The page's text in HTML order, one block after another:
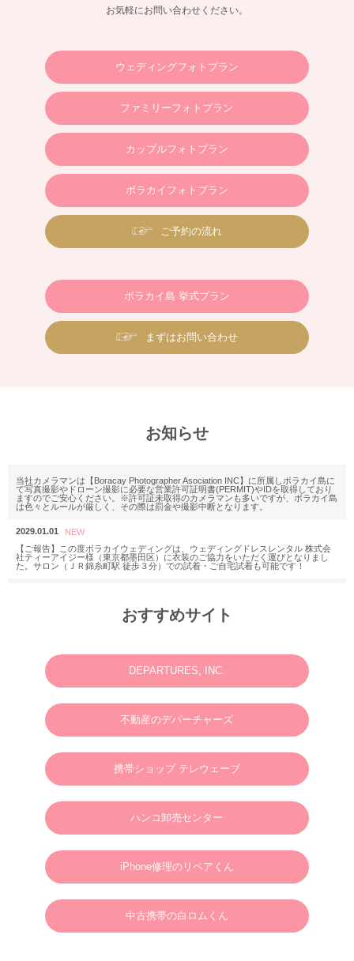
お気軽にお問い合わせください。
ウェディングフォトプラン
ファミリーフォトプラン
カップルフォトプラン
ボラカイフォトプラン
ご予約の流れ
ボラカイ島 挙式プラン
まずはお問い合わせ
お知らせ
当社カメラマンは【Boracay Photographer Asociation INC】に所属しボラカイ島に
て写真撮影やドローン撮影に必要な営業許可証明書(PERMIT)やIDを取得しており
ますのでご安心ください。※許可証未取得のカメラマンも多いですが、ボラカイ島
は色々とルールが厳しく、その際は罰金や撮影中断となります。
2029.01.01
【ご報告】この度ボラカイウェディングは、ウェディングドレスレンタル 株式会
社ティーアイジー様（東京都墨田区）に衣装のご協力をいただく運びとなりまし
た。サロン（ＪＲ錦糸町駅 徒歩３分）での試着・ご自宅試着も可能です！
M様 2025年12月or2026年2月
ウェディングフォトお問い合わせありがとうございます。
N様 2025年7月 ウェディングフォト・動画・ドローンご予約ありがとうございま
M様 2025年4月 ウェディングフォトお問い合わせありがとうございます。
英語やタガログ語を話せる方向けプラン【 カメラマン＆ヘアメイクのみの手配と
なりますので、衣装などは全てお客様でご用意ください。128,000円(税別)】
新年のご挨拶
謹んで新年のご挨拶を申し上げます。
旧年中は格別のご支援、ご愛顧を賜り、心より御礼申し上げます。
新しい年が、皆さまにとりまして、幸多き年となりますよう心よりお祈り申し上げ
2025年1月1日
ボラカイウェディングフォト一同
2025.01.22
N様 2025年3月 ウェディングフォトご予約ありがとうございます。
おすすめサイト
DEPARTURES, INC.
不動産のデパーチャーズ
携帯ショップ テレウェーブ
ハンコ卸売センター
iPhone修理のリペアくん
中古携帯の白ロムくん